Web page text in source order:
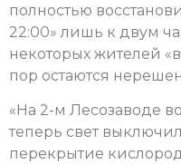
полностью
22:00» лишь к двум
некоторых жителей
пор остаются
«На 2-м Лесозаводе
теперь свет
перекрытие